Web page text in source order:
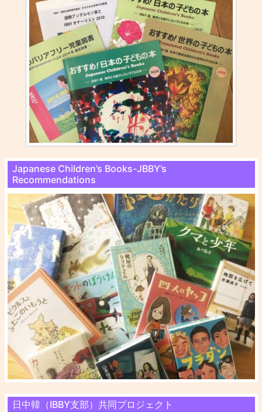
Japanese Children’s Books-JBBY’s
Recommendations
日中韓（IBBY支部）共同プロジェクト